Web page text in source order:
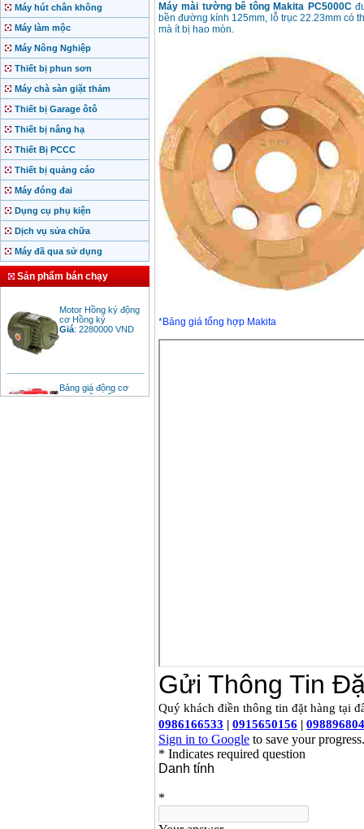
Máy hút chân không
Máy làm mộc
Máy Nông Nghiệp
Thiết bị phun sơn
Máy chà sàn giặt thảm
Thiết bị Garage ôtô
Thiết bị nâng hạ
Thiết Bị PCCC
Thiết bị quảng cáo
Máy đóng đai
Dụng cụ phụ kiện
Dịch vụ sửa chữa
Máy đã qua sử dụng
Sản phẩm bán chạy
cơ Hồng ký
Giá:2280000
Bảng giá động cơ
diesel đầu nổ diesel
Giá:6500000VND
Máy mài tường bê tông Makita PC5000C
bền đường kính 125mm, lỗ trục 22.23mm có
mà ít bị hao mòn.
*Bảng giá tổng hợp Makita